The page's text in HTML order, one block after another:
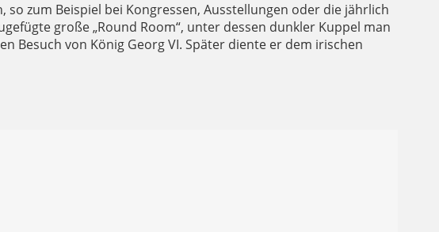
zum Beispiel bei Kongressen, Ausstellungen oder die jährlich
große „Round Room“, unter dessen dunkler Kuppel man
Besuch von König Georg VI. Später diente er dem irischen